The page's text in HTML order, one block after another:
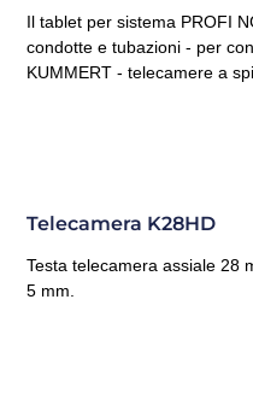
Il tablet per sistema PROFI
condotte e tubazioni - per
KUMMERT - telecamere a
Telecamera K28HD
Testa telecamera assiale 28
5 mm.